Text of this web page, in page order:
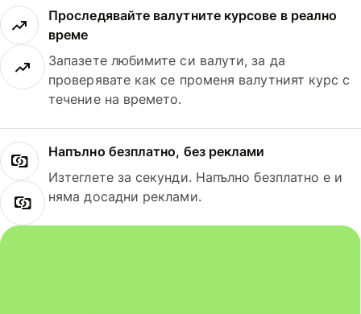
Проследявайте валутните курсове в реално
време
Запазете любимите си валути, за да
проверявате как се променя валутният курс с
течение на времето.
Напълно безплатно, без реклами
Изтеглете за секунди. Напълно безплатно е и
няма досадни реклами.